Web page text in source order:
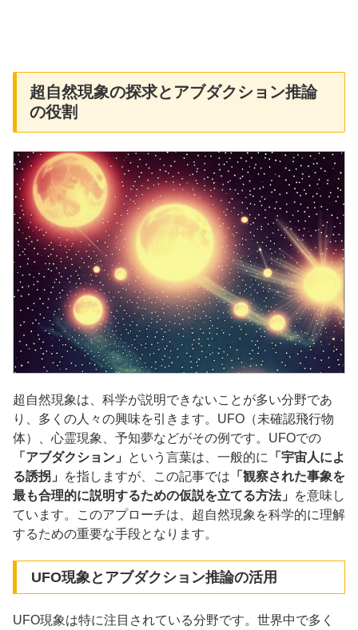
超自然現象の探求とアブダクション推論
の役割
超自然現象は、科学が説明できないことが多い分野であ
り、多くの人々の興味を引きます。UFO（未確認飛行物
体）、心霊現象、予知夢などがその例です。UFOでの
「アブダクション」
という言葉は、一般的に
「宇宙人によ
る誘拐」
を指しますが、この記事では 「観察された事象を
最も合理的に説明するための仮説を立てる方法」
を意味し
ています。このアプローチは、超自然現象を科学的に理解
するための重要な手段となります。
UFO現象とアブダクション推論の活用
UFO現象は特に注目されている分野です。世界中で多く